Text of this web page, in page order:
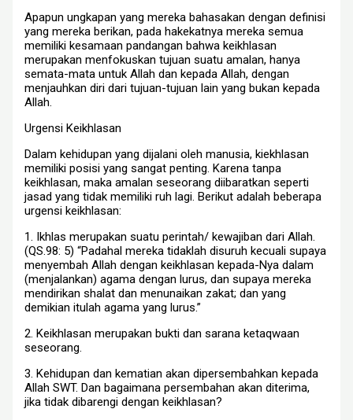
Apapun ungkapan yang mereka bahasakan dengan definisi
yang mereka berikan, pada hakekatnya mereka semua
memiliki kesamaan pandangan bahwa keikhlasan
merupakan menfokuskan tujuan suatu amalan, hanya
semata-mata untuk Allah dan kepada Allah, dengan
menjauhkan diri dari tujuan-tujuan lain yang bukan kepada
Allah.
Urgensi Keikhlasan
Dalam kehidupan yang dijalani oleh manusia, kiekhlasan
memiliki posisi yang sangat penting. Karena tanpa
keikhlasan, maka amalan seseorang diibaratkan seperti
jasad yang tidak memiliki ruh lagi. Berikut adalah beberapa
urgensi keikhlasan:
1. Ikhlas merupakan suatu perintah/ kewajiban dari Allah.
(QS.98: 5) “Padahal mereka tidaklah disuruh kecuali supaya
menyembah Allah dengan keikhlasan kepada-Nya dalam
(menjalankan) agama dengan lurus, dan supaya mereka
mendirikan shalat dan menunaikan zakat; dan yang
demikian itulah agama yang lurus.”
2. Keikhlasan merupakan bukti dan sarana ketaqwaan
seseorang.
3. Kehidupan dan kematian akan dipersembahkan kepada
Allah SWT. Dan bagaimana persembahan akan diterima,
jika tidak dibarengi dengan keikhlasan?